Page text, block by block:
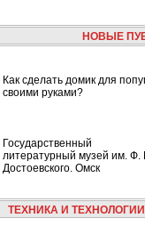
НОВЫЕ
Как сделать домик для
своими руками?
Государственный
литературный музей им. Ф.
Достоевского. Омск
ТЕХНИКА И ТЕХНОЛОГИИ